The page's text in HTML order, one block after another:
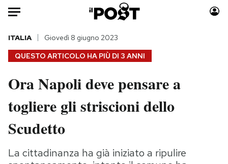
Auto
HOME
Italia
Politica
Tecnologia
Scienza
Moda
Consumismi
Media
QUESTO ARTICOLO HA PIÙ DI 3 ANNI
ITALIA Giovedì 8 giugno 2023
Ora Napoli deve pensare a
togliere gli striscioni dello
Scudetto
La cittadinanza ha già iniziato a ripulire